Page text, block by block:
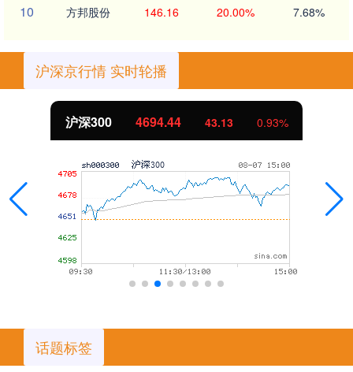
10 方邦股份 146.16 20.00% 7.68%
沪深京行情 实时轮播
沪深300 4694.44 43.13 0.93%
话题标签